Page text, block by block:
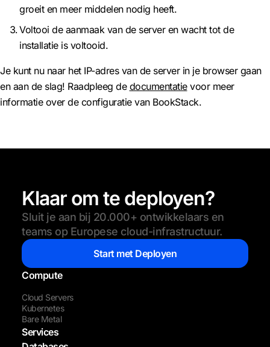
groeit en meer middelen nodig heeft.
Voltooi de aanmaak van de server en wacht tot de
installatie is voltooid.
Je kunt nu naar het IP-adres van de server in je browser gaan
en aan de slag! Raadpleeg de documentatievoor meer
informatie over de configuratie van BookStack.
Klaar om te deployen?
Sluit je aan bij 20.000+ ontwikkelaars en
teams op Europese cloud-infrastructuur.
Start met Deployen
Compute
Cloud Servers
Kubernetes
Bare Metal
Services